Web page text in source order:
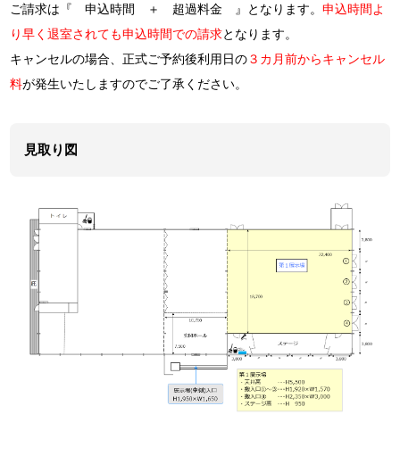
ご請求は『 申込時間 ＋ 超過料金 』となります。申込時間よ
り早く退室されても申込時間での請求となります。
キャンセルの場合、正式ご予約後利用日の３カ月前からキャンセル
料が発生いたしますのでご了承ください。
見取り図